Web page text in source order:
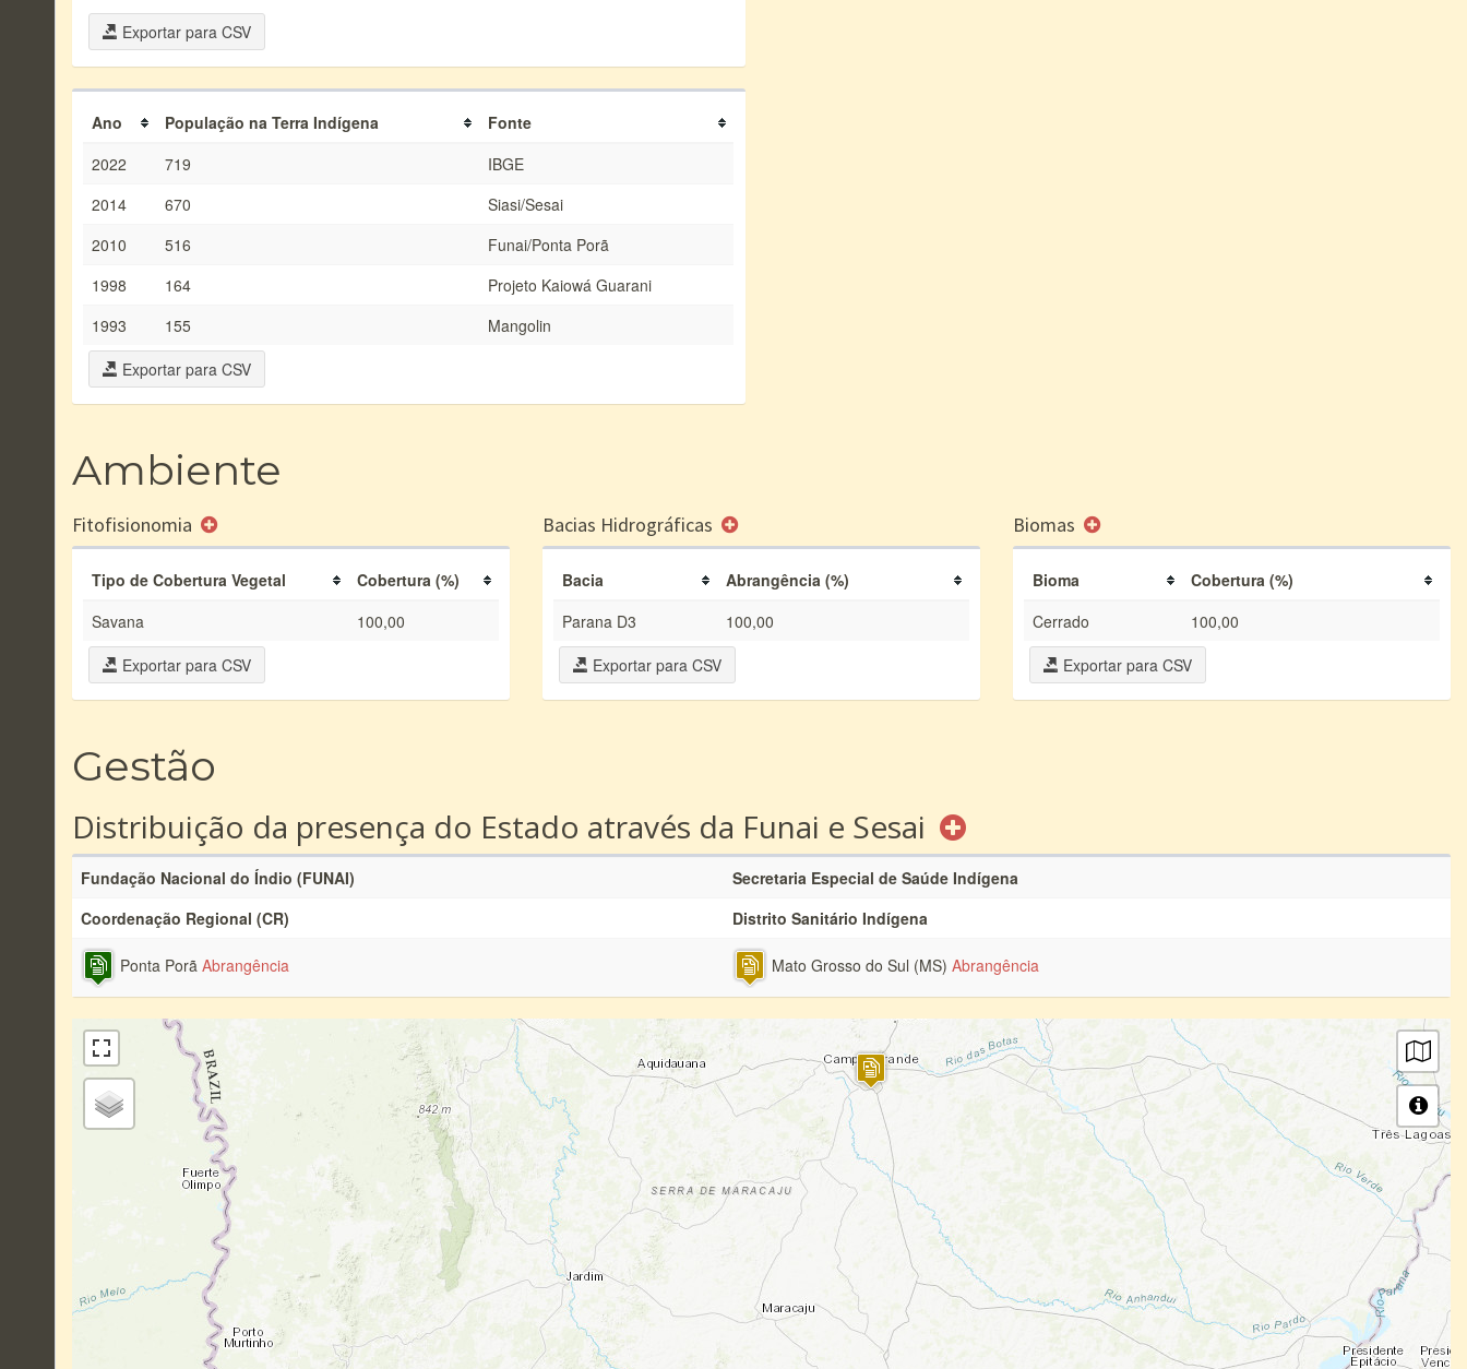
Exportar para CSV
Ano População na Terra Indígena
Fonte
2022
719
IBGE
2014
670
Siasi/Sesai
2010
516
Funai/Ponta Porã
1998
164
Projeto Kaiowá Guarani
1993
155
Mangolin
Exportar para CSV
Ambiente
Fitofisionomia
Tipo de Cobertura Vegetal
Cobertura (%)
Savana
100,00
Exportar para CSV
Bacias Hidrográficas
Bacia
Abrangência (%)
Parana D3
100,00
Exportar para CSV
Biomas
Bioma
Cobertura (%)
Cerrado
100,00
Exportar para CSV
Gestão
Distribuição da presença do Estado através da Funai e Sesai
Fundação Nacional do Índio (FUNAI)
Secretaria Especial de Saúde Indígena
Coordenação Regional (CR)
Distrito Sanitário Indígena
Ponta Porã Abrangência Mato Grosso do Sul (MS) Abrangência